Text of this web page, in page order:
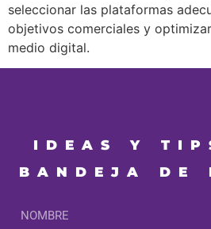
seleccionar las plataformas
objetivos comerciales y
medio digital.
IDEAS Y
BANDEJA DE